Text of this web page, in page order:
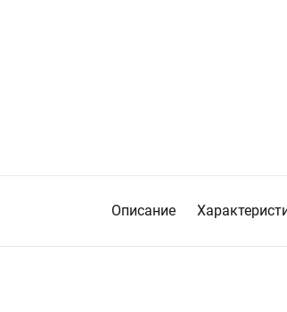
Описание